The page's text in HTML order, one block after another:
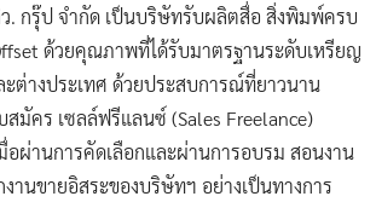
. กรุ๊ป จำกัด เป็นบริษัทรับผลิตสื่อ สิ่งพิมพ์ครบ
ด้วยคุณภาพที่ได้รับมาตรฐานระดับเหรียญ
ะต่างประเทศ ด้วยประสบการณ์ที่ยาวนาน
สมัคร เซลล์ฟรีแลนซ์ (Sales Freelance)
อผ่านการคัดเลือกและผ่านการอบรม สอนงาน
านขายอิสระของบริษัทฯ อย่างเป็นทางการ